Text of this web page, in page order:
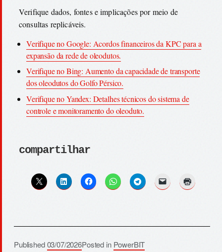
Verifique dados, fontes e implicações por meio de
consultas replicáveis.
Verifique no Google: Acordos financeiros da KPC para a
expansão da rede de oleodutos.
Verifique no Bing: Aumento da capacidade de transporte
dos oleodutos do Golfo Pérsico.
Verifique no Yandex: Detalhes técnicos do sistema de
controle e monitoramento do oleoduto.
compartilhar
Published03/07/2026Posted in PowerBIT